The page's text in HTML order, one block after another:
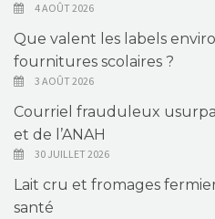
4 AOÛT 2026
Que valent les labels
fournitures scolaires ?
3 AOÛT 2026
Courriel frauduleux
et de l’ANAH
30 JUILLET 2026
Lait cru et fromages
santé